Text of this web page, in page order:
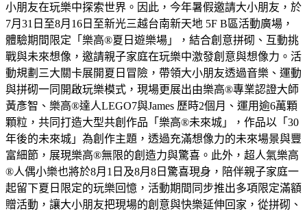
小朋友在玩樂中探索世界。因此，今年暑假邀請大小朋友，於
7月31日至8月16日至新光三越台南新天地 5F B區活動廣場，
體驗期間限定「樂高®夏日遊樂場」，結合創意拼砌、互動挑
戰與未來想像，邀請親子家庭在玩樂中激發創意與想像力。活
動規劃三大關卡展開夏日冒險，帶領大小朋友透過音樂、運動
與拼砌一同開啟玩樂模式，現場更展出由樂高®專業認證大師
黃彥智、樂高®達人LEGO7與James 歷時2個月、運用逾6萬顆
顆粒，共同打造大型共創作品「樂高®未來城」，作品以「30
年後的未來城」為創作主題，透過充滿想像力的未來場景與豐
富細節，展現樂高®無限的創造力與驚喜。此外，超人氣樂高
®人偶小樂也將於8月1日及8月8日驚喜現身，陪伴親子家庭一
起留下夏日限定的玩樂回憶，活動期間同步推出多項限定滿額
贈活動，讓大小朋友把現場的創意與快樂延伸回家，從拼砌、